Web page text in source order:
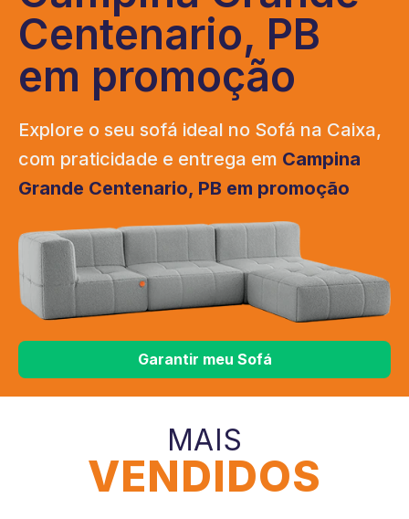
Centenario, PB
em promoção
Explore o seu sofá ideal no Sofá na Caixa,
com praticidade e entrega em Campina
Grande Centenario, PB em promoção
Garantir meu Sofá
MAIS
VENDIDOS